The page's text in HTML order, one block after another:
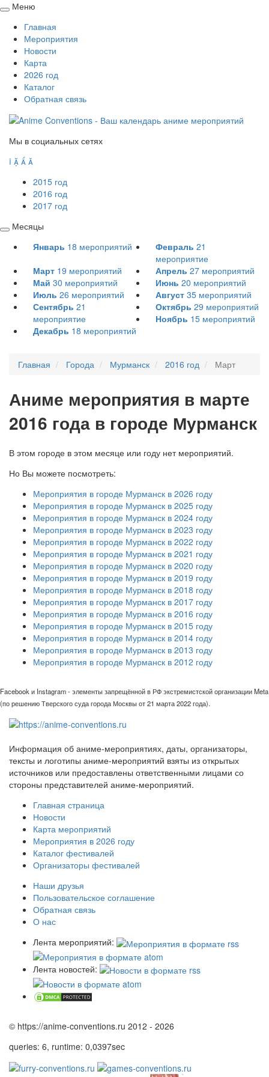
Свернуть
развернуть
Меню
Главная
Мероприятия
Новости
Карта
2026 год
Каталог
Обратная связь
Мы в социальных сетях
   
2015 год
2016 год
2017 год
Свернуть
Месяцы
Январь 18 мероприятий Февраль 21
мероприятие
Март 19 мероприятий Апрель 27 мероприятий
Май 30 мероприятий Июнь 20 мероприятий
Июль 26 мероприятий Август 35 мероприятий
Сентябрь 21
мероприятие
Октябрь 29 мероприятий
Ноябрь 15 мероприятий
Декабрь 18 мероприятий
Главная Города Мурманск 2016 год Март
Аниме мероприятия в марте
2016 года в городе Мурманск
В этом городе в этом месяце или году нет мероприятий.
Но Вы можете посмотреть:
Мероприятия в городе Мурманск в 2026 году
Мероприятия в городе Мурманск в 2025 году
Мероприятия в городе Мурманск в 2024 году
Мероприятия в городе Мурманск в 2023 году
Мероприятия в городе Мурманск в 2022 году
Мероприятия в городе Мурманск в 2021 году
Мероприятия в городе Мурманск в 2020 году
Мероприятия в городе Мурманск в 2019 году
Мероприятия в городе Мурманск в 2018 году
Мероприятия в городе Мурманск в 2017 году
Мероприятия в городе Мурманск в 2016 году
Мероприятия в городе Мурманск в 2015 году
Мероприятия в городе Мурманск в 2014 году
Мероприятия в городе Мурманск в 2013 году
Мероприятия в городе Мурманск в 2012 году
Facebook и Instagram - элементы запрещённой в РФ экстремистской организации Meta
(по решению Тверского суда города Москвы от 21 марта 2022 года).
Информация об аниме-мероприятиях, даты, организаторы,
тексты и логотипы аниме-мероприятий взяты из открытых
источников или предоставлены ответственными лицами со
стороны представителей аниме-мероприятий.
Главная страница
Новости
Карта мероприятий
Мероприятия в 2026 году
Каталог фестивалей
Организаторы фестивалей
Наши друзья
Пользовательское соглашение
Обратная связь
О нас
Лента мероприятий:
Лента новостей:
© https://anime-conventions.ru 2012 - 2026
queries: 6, runtime: 0,0397sec